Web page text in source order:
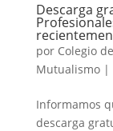
Descarga
por Colegio
Mutualismo|
Informamos
descarga